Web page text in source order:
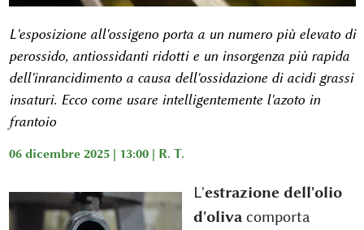
L'esposizione all'ossigeno porta a un numero più elevato di
perossido, antiossidanti ridotti e un insorgenza più rapida
dell'inrancidimento a causa dell'ossidazione di acidi grassi
insaturi. Ecco come usare intelligentemente l'azoto in
frantoio
06 dicembre 2025 | 13:00 | R. T.
L'estrazione dell'olio
d'oliva comporta